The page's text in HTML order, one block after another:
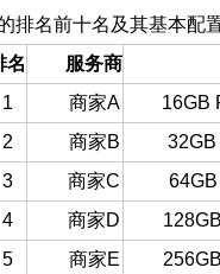
排名前十名及其基本配置
名
服务商
1
商家A 16GB
2
商家B
3
商家C
4
商家D
5
商家E